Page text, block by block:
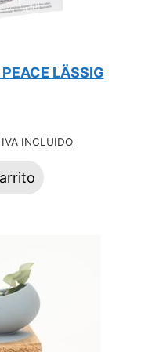
LÄSSIG
El
IVA INCLUIDO